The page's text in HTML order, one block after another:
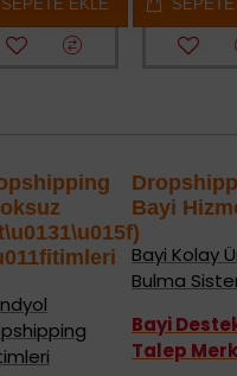
EKLE SEPETE
Bayi
Bayi Kolay
Bulma
Bayi
Talep